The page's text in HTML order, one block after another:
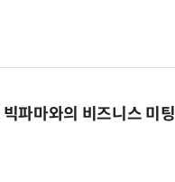
파마와의 비즈니스 미팅